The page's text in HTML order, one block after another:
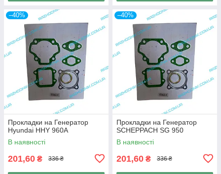
–40%
Прокладки на Генератор
Hyundai HHY 960A
В наявності
201,60 ₴ 336 ₴
–40%
Прокладки на Генератор
SCHEPPACH SG 950
В наявності
201,60 ₴ 336 ₴